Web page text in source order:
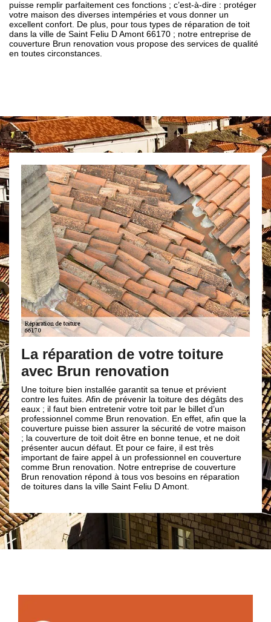
puisse remplir parfaitement ces fonctions ; c’est-à-dire : protéger
votre maison des diverses intempéries et vous donner un
excellent confort. De plus, pour tous types de réparation de toit
dans la ville de Saint Feliu D Amont 66170 ; notre entreprise de
couverture Brun renovation vous propose des services de qualité
en toutes circonstances.
La réparation de votre toiture
avec Brun renovation
Une toiture bien installée garantit sa tenue et prévient
contre les fuites. Afin de prévenir la toiture des dégâts des
eaux ; il faut bien entretenir votre toit par le billet d’un
professionnel comme Brun renovation. En effet, afin que la
couverture puisse bien assurer la sécurité de votre maison
; la couverture de toit doit être en bonne tenue, et ne doit
présenter aucun défaut. Et pour ce faire, il est très
important de faire appel à un professionnel en couverture
comme Brun renovation. Notre entreprise de couverture
Brun renovation répond à tous vos besoins en réparation
de toitures dans la ville Saint Feliu D Amont.